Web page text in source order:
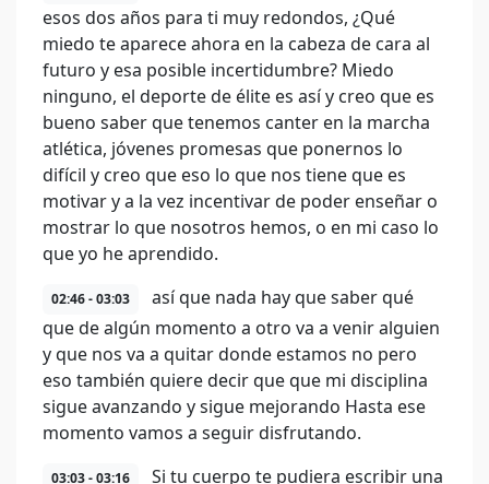
esos dos años para ti muy redondos, ¿Qué
miedo te aparece ahora en la cabeza de cara al
futuro y esa posible incertidumbre? Miedo
ninguno, el deporte de élite es así y creo que es
bueno saber que tenemos canter en la marcha
atlética, jóvenes promesas que ponernos lo
difícil y creo que eso lo que nos tiene que es
motivar y a la vez incentivar de poder enseñar o
mostrar lo que nosotros hemos, o en mi caso lo
que yo he aprendido.
02:46 - 03:03
así que nada hay que saber qué
que de algún momento a otro va a venir alguien
y que nos va a quitar donde estamos no pero
eso también quiere decir que que mi disciplina
sigue avanzando y sigue mejorando Hasta ese
momento vamos a seguir disfrutando.
03:03 - 03:16
Si tu cuerpo te pudiera escribir una